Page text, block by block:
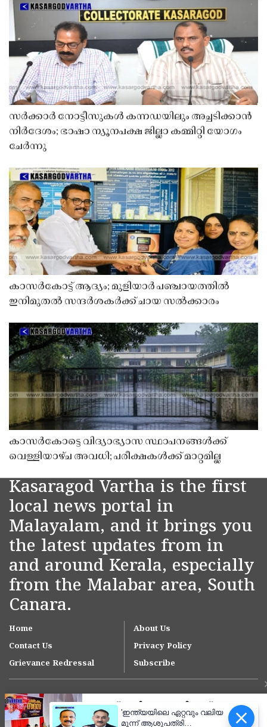
സർക്കാർ നോട്ടീസുകൾ കന്നഡയിലും അച്ചടിക്കാൻ
നിർദേശം; ഭാഷാ ന്യൂനപക്ഷ ജില്ലാ കമ്മിറ്റി യോഗം
ചേർന്നു
കാസർകോട്ട് ആദ്യം; മുളിയാർ പഞ്ചായത്തിൽ
ഇനിമുതൽ സന്ദർശകർക്ക് ചായ സൽക്കാരം
കാസർകോട്ടെ വിദ്യാഭ്യാസ സ്ഥാപനങ്ങൾക്ക്
വെള്ളിയാഴ്ച അവധി; പരീക്ഷകൾക്ക് മാറ്റമില്ല
Kasaragod Vartha is the first
local news portal in
Malayalam, and it brings you
the latest updates from in
and around Kerala, especially
from the Malabar area, South
Canara.
Home
About Us
Contact Us
Privacy Policy
Grievance Redressal
Subscribe
'ഇന്ത്യയിലെ ഏറ്റവും വലിയ
മൂന്ന് ആശുപത്രി